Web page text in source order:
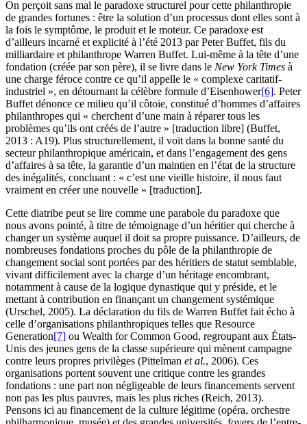
On perçoit sans mal le paradoxe structurel pour cette philanthropie
de grandes fortunes : être la solution d’un processus dont elles sont à
la fois le symptôme, le produit et le moteur. Ce paradoxe est
d’ailleurs incarné et explicité à l’été 2013 par Peter Buffet, fils du
milliardaire et philanthrope Warren Buffet. Lui-même à la tête d’une
fondation (créée par son père), il se livre dans le New York Times à
une charge féroce contre ce qu’il appelle le « complexe caritatif-
industriel », en détournant la célèbre formule d’Eisenhower[6]. Peter
Buffet dénonce ce milieu qu’il côtoie, constitué d’hommes d’affaires
philanthropes qui « cherchent d’une main à réparer tous les
problèmes qu’ils ont créés de l’autre » [traduction libre] (Buffet,
2013 : A19). Plus structurellement, il voit dans la bonne santé du
secteur philanthropique américain, et dans l’engagement des gens
d’affaires à sa tête, la garantie d’un maintien en l’état de la structure
des inégalités, concluant : « c’est une vieille histoire, il nous faut
vraiment en créer une nouvelle » [traduction].
Cette diatribe peut se lire comme une parabole du paradoxe que
nous avons pointé, à titre de témoignage d’un héritier qui cherche à
changer un système auquel il doit sa propre puissance. D’ailleurs, de
nombreuses fondations proches du pôle de la philanthropie de
changement social sont portées par des héritiers de statut semblable,
vivant difficilement avec la charge d’un héritage encombrant,
notamment à cause de la logique dynastique qui y préside, et le
mettant à contribution en finançant un changement systémique
(Urschel, 2005). La déclaration du fils de Warren Buffet fait écho à
celle d’organisations philanthropiques telles que Resource
Generation[7] ou Wealth for Common Good, regroupant aux États-
Unis des jeunes gens de la classe supérieure qui mènent campagne
contre leurs propres privilèges (Pittelman et al., 2006). Ces
organisations portent souvent une critique contre les grandes
fondations : une part non négligeable de leurs financements servent
non pas les plus pauvres, mais les plus riches (Reich, 2013).
Pensons ici au financement de la culture légitime (opéra, orchestre